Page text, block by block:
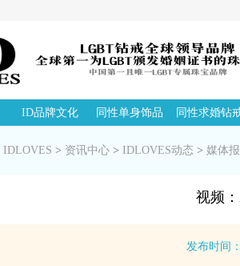
ID品牌文化 同性单身饰品 同性求婚钻
IDLOVES > 资讯中心 > IDLOVES动态 > 媒体
视频
发布时间